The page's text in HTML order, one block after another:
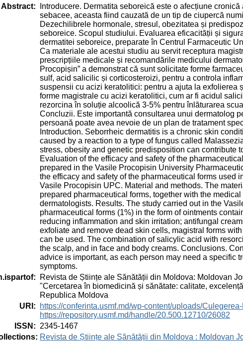
Abstract:
Introducere. Dermatita seboreică este o afecțiune
sebacee, aceasta fiind cauzată de un tip de ciupercă
Dezechilibrele hormonale, stresul, obezitatea și
seboreice. Scopul studiului. Evaluarea eficacității și
dermatitei seboreice, preparate în Centrul Farmaceutic
Ca materiale ale acestui studiu au servit receptura
prescripțiile medicale și recomandările medicului
Procopișin” a demonstrat că sunt solicitate forme
sulf, acid salicilic și corticosteroizi, pentru a controla
suspensii cu acizi keratolitici: pentru a ajuta la
forme magistrale cu acizi keratolitici, cum ar fi acidul
rezorcina în soluție alcoolică 3-5% pentru înlăturarea
Concluzii. Este importantă consultarea unui dermatolog
persoană poate avea nevoie de un plan de tratament
Introduction. Seborrheic dermatitis is a chronic skin
caused by a reaction to a type of fungus called
stress, obesity and genetic predisposition can contribute
Evaluation of the efficacy and safety of the
prepared in the Vasile Procopisin University
the efficacy and safety of the pharmaceutical forms used
Vasile Procopisin UPC. Material and methods. The
prepared pharmaceutical forms, together with the
dermatologists. Results. The study carried out in the
pharmaceutical forms (1%) in the form of ointments
reducing inflammation and skin irritation; antifungal
exfoliate and remove dead skin cells, magistral forms
can be used. The combination of salicylic acid with
the scalp, and in face and body creams. Conclusions.
advice is important, as each person may need a specific
symptoms.
:
Revista de Științe ale Sănătății din Moldova: Moldovan
"Cercetarea în biomedicină și sănătate: calitate,
Republica Moldova
URI :
https://conferinta.usmf.md/wp-content/uploads/
https://repository.usmf.md/handle/20.500.12710/26082
ISSN : 2345-1467
Revista de Științe ale Sănătății din Moldova : Moldovan